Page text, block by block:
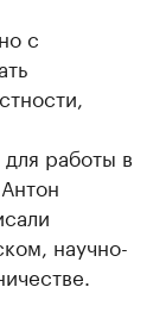
с
работы в
научно-